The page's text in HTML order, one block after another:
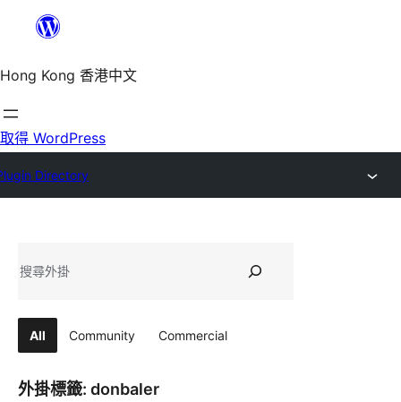
主
內
容
Hong Kong 香港中文
取得 WordPress
Directory
尋
All Community Commercial
外掛標籤: donbaler